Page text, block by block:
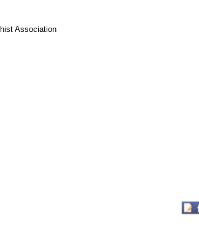
Association